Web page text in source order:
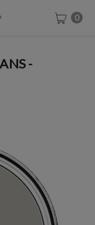
0
-